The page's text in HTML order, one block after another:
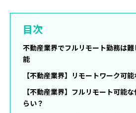
目次
不動産業界でフルリモート勤務は
能
【不動産業界】リモートワーク可
【不動産業界】フルリモート可能
らい？